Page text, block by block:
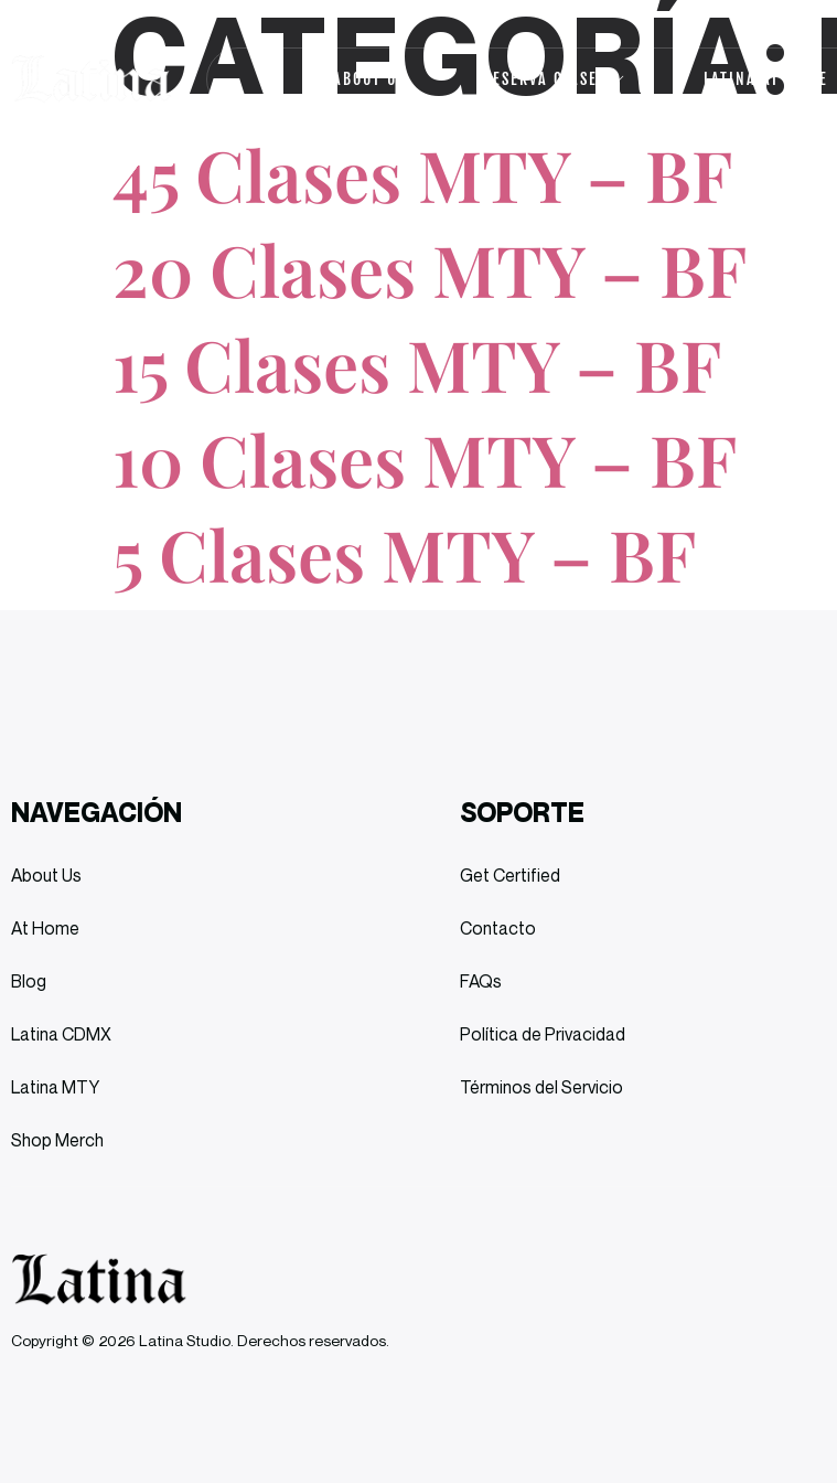
ABOUT US RESERVA CLASE LATINA AT HOME
CATEGORÍA:
45 Clases MTY – BF
20 Clases MTY – BF
15 Clases MTY – BF
10 Clases MTY – BF
5 Clases MTY – BF
NAVEGACIÓN
About Us
At Home
Blog
Latina CDMX
Latina MTY
Shop Merch
SOPORTE
Get Certified
Contacto
FAQs
Política de Privacidad
Términos del Servicio
Copyright © 2026 Latina Studio. Derechos reservados.